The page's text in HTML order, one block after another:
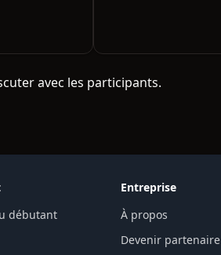
avec les participants.
débutant
Entreprise
À propos
Devenir partenaire